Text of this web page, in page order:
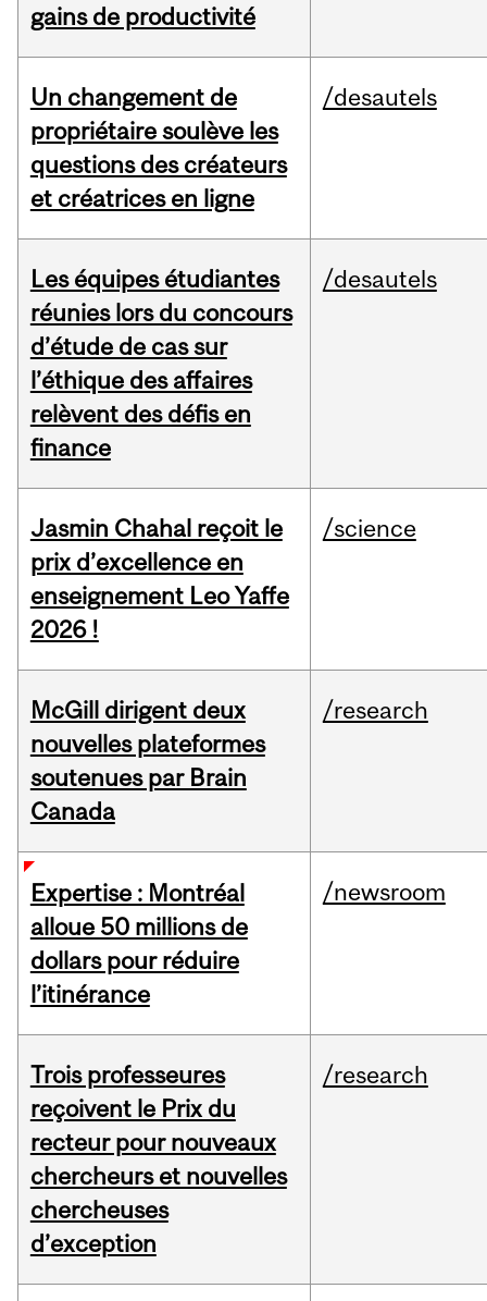
gains de productivité
Un changement de
propriétaire soulève les
questions des créateurs
et créatrices en ligne
/desautels
Les équipes étudiantes
réunies lors du concours
d’étude de cas sur
l’éthique des affaires
relèvent des défis en
finance
/desautels
Jasmin Chahal reçoit le
prix d’excellence en
enseignement Leo Yaffe
2026 !
/science
McGill dirigent deux
nouvelles plateformes
soutenues par Brain
Canada
/research
Expertise : Montréal
alloue 50 millions de
dollars pour réduire
l’itinérance
/newsroom
Trois professeures
reçoivent le Prix du
recteur pour nouveaux
chercheurs et nouvelles
chercheuses
d’exception
/research